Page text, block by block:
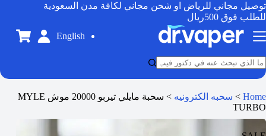
توصيل مجاني للرياض او شحن مجاني لكافة مدن السعودية
للطلب فوق 500ريال
English
Home
> سحبه الكترونيه >
سحبة مايلي تيربو 20000 موش MYLE
TURBO